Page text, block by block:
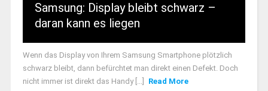
Samsung: Display bleibt schwarz –
daran kann es liegen
Wenn das Display von Ihrem Samsung Smartphone plötzlich
schwarz bleibt, dann befürchtet man direkt einen Defekt. Doch
nicht immer ist direkt das Handy [...]
Read More